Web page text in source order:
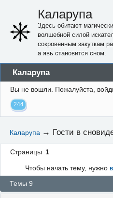
Каларупа
Здесь обитают
волшебной силой
сокровенным закуткам
а явь становится сном.
Каларупа
Блог
Форум
Правила
Вход
Вы не вошли. Пожалуйста,
244
Каларупа → Гости в
Страницы 1
Чтобы начать тему, нужно
Темы 9